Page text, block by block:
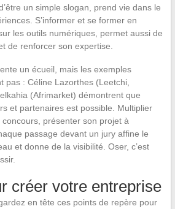
un simple slogan, prend vie dans le
S’informer et se former en
les outils numériques, permet aussi de
de renforcer son expertise.
un écueil, mais les exemples
pas : Céline Lazorthes (Leetchi,
(Afrimarket) démontrent que
et partenaires est possible. Multiplier
présenter son projet à
passage devant un jury affine le
et donne de la visibilité. Oser, c’est
créer votre entreprise
en tête ces points de repère pour